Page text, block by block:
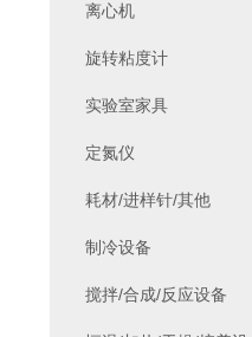
离心机
旋转粘度计
实验室家具
定氮仪
耗材/进样针/其他
制冷设备
搅拌/合成/反应设备